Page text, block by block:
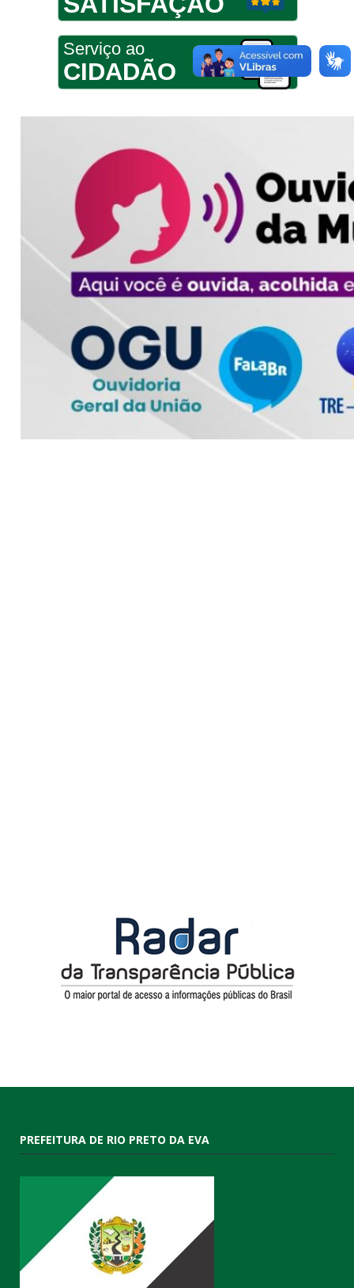
Serviço ao
CIDADÃO
PREFEITURA DE RIO PRETO DA EVA